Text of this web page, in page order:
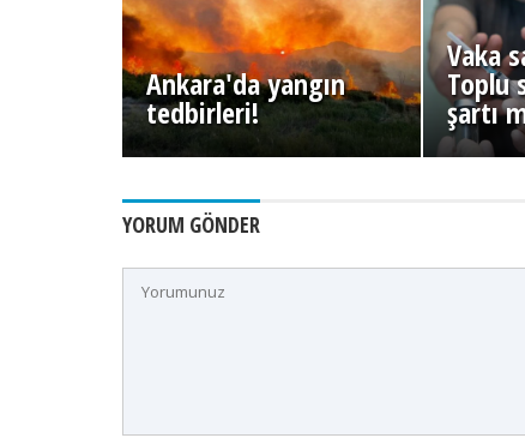
Ankara'da yangın
tedbirleri!
Vaka
Toplu
şartı
YORUM GÖNDER